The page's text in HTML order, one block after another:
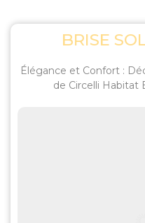
BRISE
Élégance et Confort :
de Circelli Habitat